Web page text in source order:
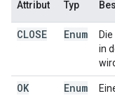
Attribut Typ
CLOSE Enum
in
OK Enum